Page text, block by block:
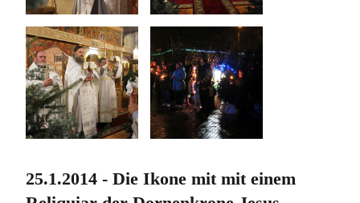
25.1.2014 - Die Ikone mit mit einem